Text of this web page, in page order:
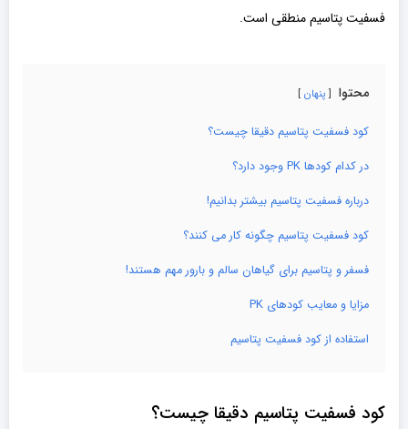
فسفیت پتاسیم منطقی است.
محتوا پنهان
کود فسفیت پتاسیم دقیقا چیست؟
در کدام کودها PK وجود دارد؟
درباره فسفیت پتاسیم بیشتر بدانیم!
کود فسفیت پتاسیم چگونه کار می کنند؟
فسفر و پتاسیم برای گیاهان سالم و بارور مهم هستند!
مزایا و معایب کودهای PK
استفاده از کود فسفیت پتاسیم
کود فسفیت پتاسیم دقیقا چیست؟